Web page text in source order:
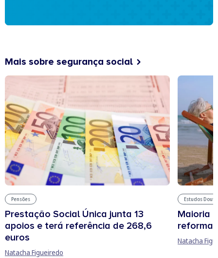
Mais sobre segurança social
Pensões
Prestação Social Única junta 13
apoios e terá referência de 268,6
euros
Natacha Figueiredo
Estudos
Maioria
reforma
Natacha